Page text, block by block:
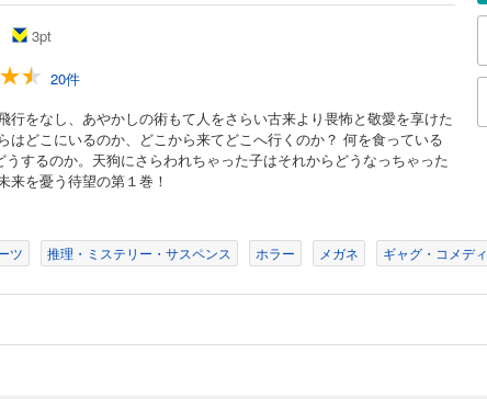
3pt
20件
行をなし、あやかしの術もて人をさらい古来より畏怖と敬愛を享けた
はどこにいるのか、どこから来てどこへ行くのか？ 何を食っている
うするのか。天狗にさらわれちゃった子はそれからどうなっちゃった
来を憂う待望の第１巻！
ツ 推理・ミステリー・サスペンス ホラー メガネ ギャグ・コメディ